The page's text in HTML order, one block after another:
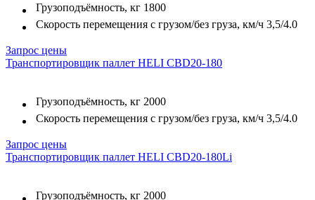
Грузоподъёмность, кг 1800
Скорость перемещения с грузом/без груза, км/ч 3,5/4.0
Запрос цены
Транспортировщик паллет HELI CBD20-180
Грузоподъёмность, кг 2000
Скорость перемещения с грузом/без груза, км/ч 3,5/4.0
Запрос цены
Транспортировщик паллет HELI CBD20-180Li
Грузоподъёмность, кг 2000